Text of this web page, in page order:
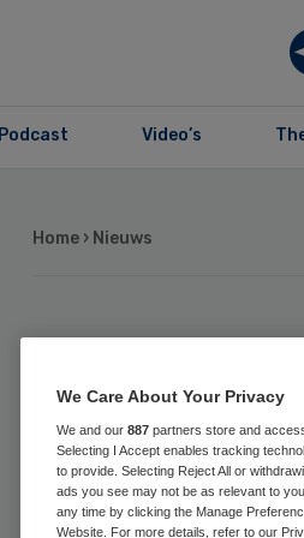
Podcast Video’s
Home › Nieuws
Rode
start
We Care About Your Privacy
We and our 887 partners store and
Selecting I Accept enables tracking
to provide. Selecting Reject All or
ads you see may not be as relevant to
any time by clicking the Manage
Website. For more details, refer to our